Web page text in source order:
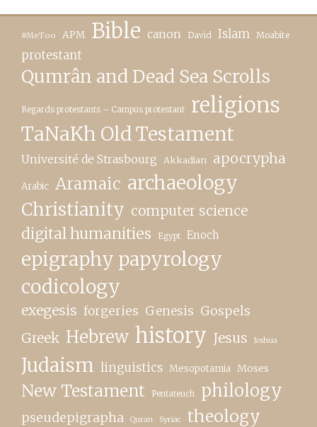
#MeToo APM Bible canon David Islam Moabite
protestant
Qumrân and Dead Sea Scrolls
Regards protestants – Campus protestant religions
TaNaKh Old Testament
Université de Strasbourg Akkadian apocrypha
Arabic Aramaic archaeology
Christianity computer science
digital humanities Egypt Enoch
epigraphy papyrology
codicology
exegesis forgeries Genesis Gospels
Greek Hebrew history Jesus Joshua
Judaism linguistics Mesopotamia Moses
New Testament Pentateuch philology
pseudepigrapha Quran Syriac theology